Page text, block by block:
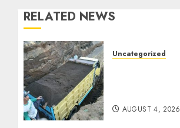
RELATED NEWS
Uncategorized
AUGUST 4, 2026